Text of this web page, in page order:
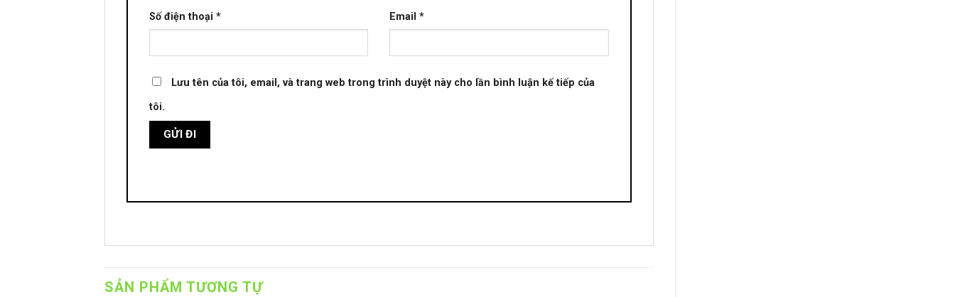
Số điện thoại * Email*
Lưu tên của tôi, email, và trang web trong trình duyệt này cho lần bình luận kế tiếp của
tôi.
SẢN PHẨM TƯƠNG TỰ